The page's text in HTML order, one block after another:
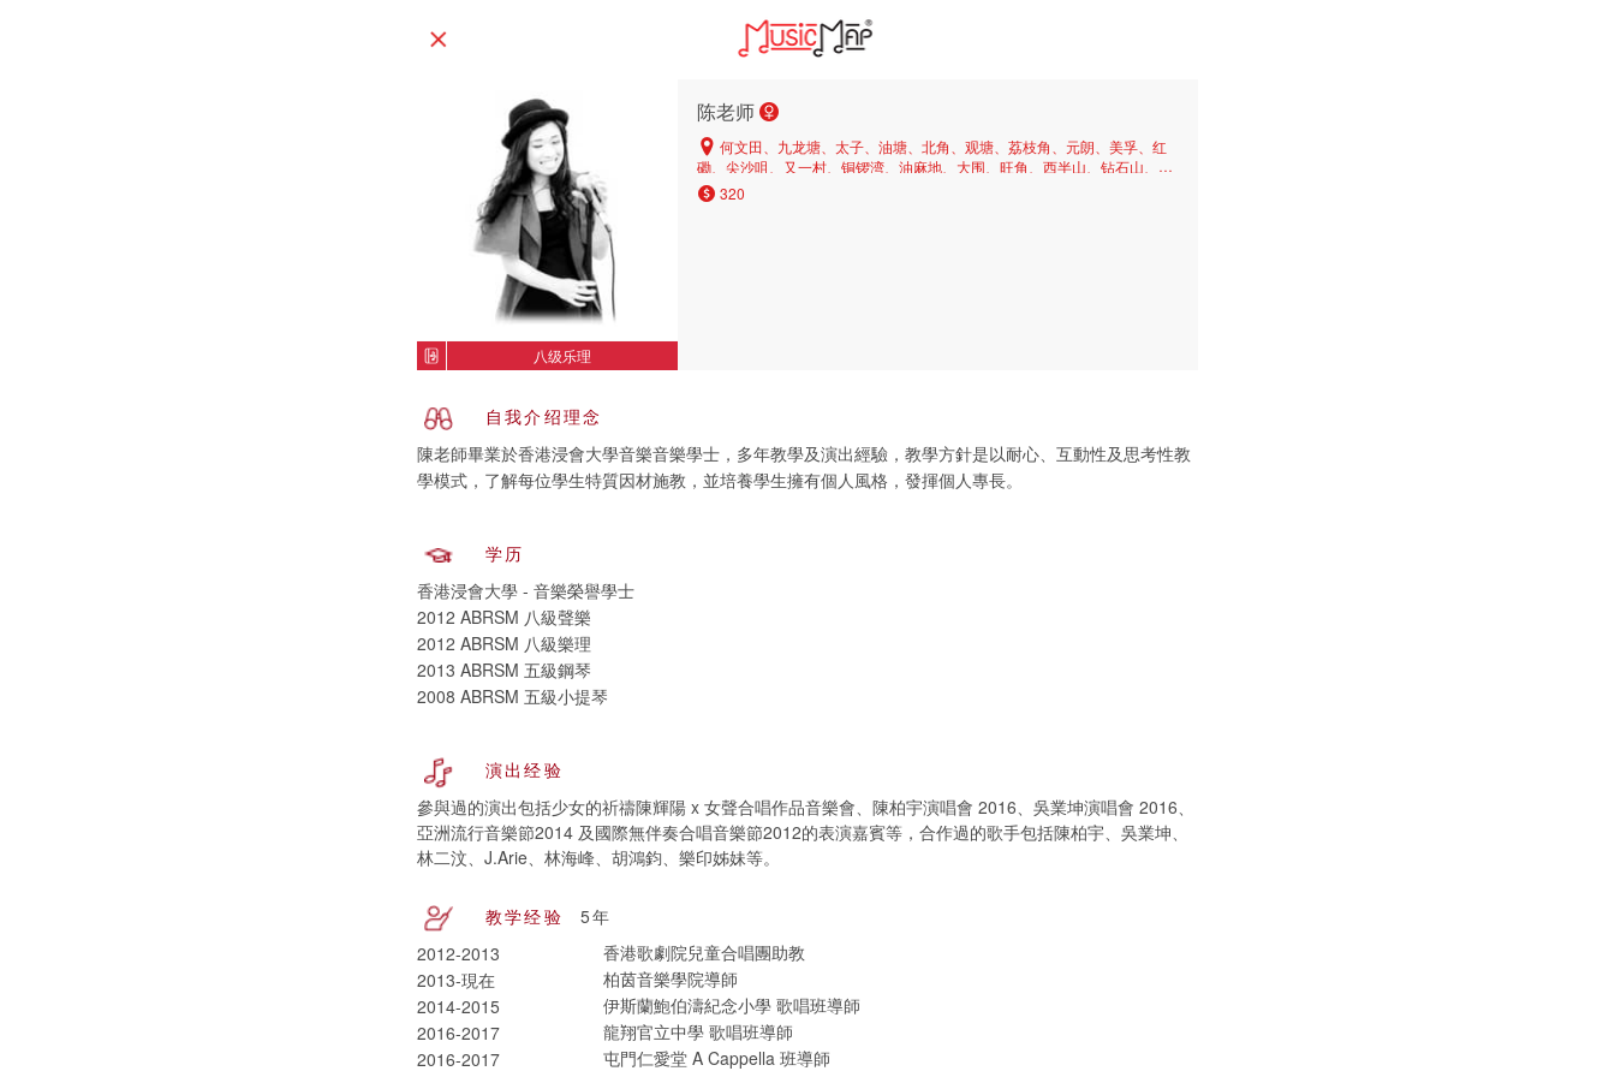
八级乐理
陈老师
何文田、九龙塘、太子、油塘、北角、观塘、荔枝角、元朗、美孚、红
磡、尖沙咀、又一村、铜锣湾、油麻地、大围、旺角、西半山、钻石山、坚
尼地城
320
自我介绍理念
陳老師畢業於香港浸會大學音樂音樂學士，多年教學及演出經驗，教學方針是以耐心、互動性及思考性教
學模式，了解每位學生特質因材施教，並培養學生擁有個人風格，發揮個人專長。
学历
香港浸會大學 - 音樂榮譽學士
2012 ABRSM 八級聲樂
2012 ABRSM 八級樂理
2013 ABRSM 五級鋼琴
2008 ABRSM 五級小提琴
演出经验
參與過的演出包括少女的祈禱陳輝陽 x 女聲合唱作品音樂會、陳柏宇演唱會 2016、吳業坤演唱會 2016、
亞洲流行音樂節2014 及國際無伴奏合唱音樂節2012的表演嘉賓等，合作過的歌手包括陳柏宇、吳業坤、
林二汶、J.Arie、林海峰、胡鴻鈞、樂印姊妹等。
教学经验
5年
2012-2013
香港歌劇院兒童合唱團助教
2013-現在
柏茵音樂學院導師
2014-2015
伊斯蘭鮑伯濤紀念小學 歌唱班導師
2016-2017
龍翔官立中學 歌唱班導師
2016-2017
屯門仁愛堂 A Cappella 班導師